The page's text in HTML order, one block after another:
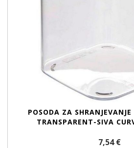
POSODA ZA
TRANSPARENT-SIVA
7,54 €